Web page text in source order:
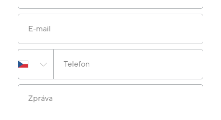
E-mail
Telefon
Zpráva